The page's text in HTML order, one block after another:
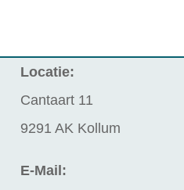
Locatie:
Cantaart 11
9291 AK Kollum
E-Mail: